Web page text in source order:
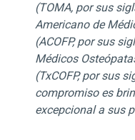
(TOMA, por sus
Americano de
(ACOFP, por sus
Médicos
(TxCOFP, por sus
compromiso es
excepcional a sus